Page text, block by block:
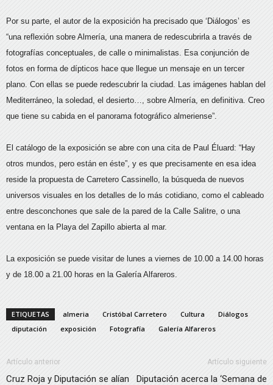
Por su parte, el autor de la exposición ha precisado que ‘Diálogos’ es
“una reflexión sobre Almería, una manera de redescubrirla a través de
fotografías conceptuales, de calle o minimalistas. Esa conjunción de
fotos en forma de dípticos hace que llegue un mensaje en un tercer
plano. Con ellas se puede redescubrir la ciudad. Las imágenes hablan del
Mediterráneo, la soledad, el desierto…, sobre Almería, en definitiva. Creo
que tiene su cabida en el panorama fotográfico almeriense”.
El catálogo de la exposición se abre con una cita de Paul Éluard: “Hay
otros mundos, pero están en éste”, y es que precisamente en esa idea
reside la propuesta de Carretero Cassinello, la búsqueda de nuevos
universos visuales en los detalles de lo más cotidiano, como el cableado
entre desconchones que sale de la pared de la Calle Salitre, o una
ventana en la Playa del Zapillo abierta al mar.
La exposición se puede visitar de lunes a viernes de 10.00 a 14.00 horas
y de 18.00 a 21.00 horas en la Galería Alfareros.
ETIQUETAS almeria Cristóbal Carretero Cultura
Diálogos
diputación
exposición Fotografía Galería Alfareros
Artículo anterior
Cruz Roja y Diputación se alían
Artículo siguiente
Diputación acerca la ‘Semana de